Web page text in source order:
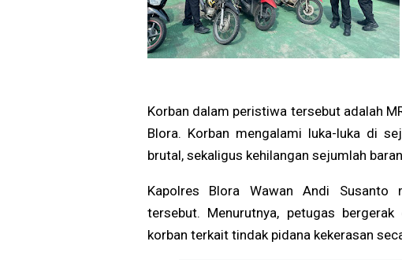
Korban dalam peristiwa tersebut adalah
Blora. Korban mengalami luka-luka di
brutal, sekaligus kehilangan sejumlah
Kapolres Blora Wawan Andi Susanto
tersebut. Menurutnya, petugas
korban terkait tindak pidana kekerasan